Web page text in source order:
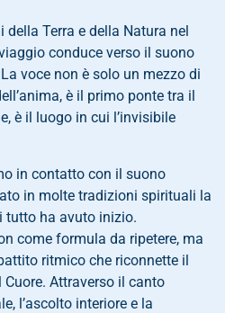
Terra e della Natura nel
conduce verso il suono
voce non è solo un mezzo di
è il primo ponte tra il
è il luogo in cui l’invisibile
in contatto con il suono
in molte tradizioni spirituali la
tutto ha avuto inizio.
come formula da ripetere, ma
ritmico che riconnette il
Attraverso il canto
l’ascolto interiore e la